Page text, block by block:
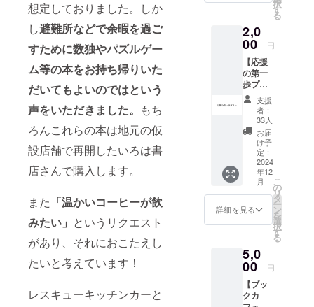
想定しておりました。しか
し避難所などで余暇を過ご
すために数独やパズルゲー
ム等の本をお持ち帰りいた
だいてもよいのではという
声をいただきました。 もち
ろんこれらの本は地元の仮
設店舗で再開したいろは書
店さんで購入します。
また 「温かいコーヒーが飲
みたい」 というリクエスト
があり、それにおこたえし
たいと考えています！
レスキューキッチンカーと
会」を届け
る取り組
み、一人ひ
とりの可能
性を「守
り」「育
む」活動を
おこなって
います。エ
ファジャパ
ンは、社会
の中で後回
しにされた
り、無視さ
いるアジア
子どもの小
さな声、声
す。
PFIRE
メッ
セー
ジ） 2.
ブック
カフェ
におい
てもら
いたい
本を一
冊選べ
ます。
備考欄
におい
てもら
いたい
本のタ
記入く
ださ
い。特
にご希
望され
択
す
る
2,0
00 円
【応援
の第一
歩プラ
ン】 感
謝の気
持ちを
込め
て、お
礼の
メッ
セージ
をお送
りしま
す。
（CAM
PFIRE
セー
ジ） ★
寄付金
領収書
支援
者：
33人
お届
け予
定：
2024
年12
月
詳細を見る
こ
の
リ
タ
ー
ン
を
選
択
す
る
5,0
00 円
【ブッ
クカ